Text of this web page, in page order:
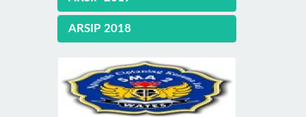
ARSIP 2018